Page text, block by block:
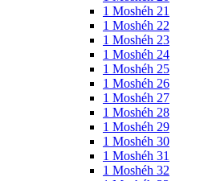
1 Moshéh 21
1 Moshéh 22
1 Moshéh 23
1 Moshéh 24
1 Moshéh 25
1 Moshéh 26
1 Moshéh 27
1 Moshéh 28
1 Moshéh 29
1 Moshéh 30
1 Moshéh 31
1 Moshéh 32